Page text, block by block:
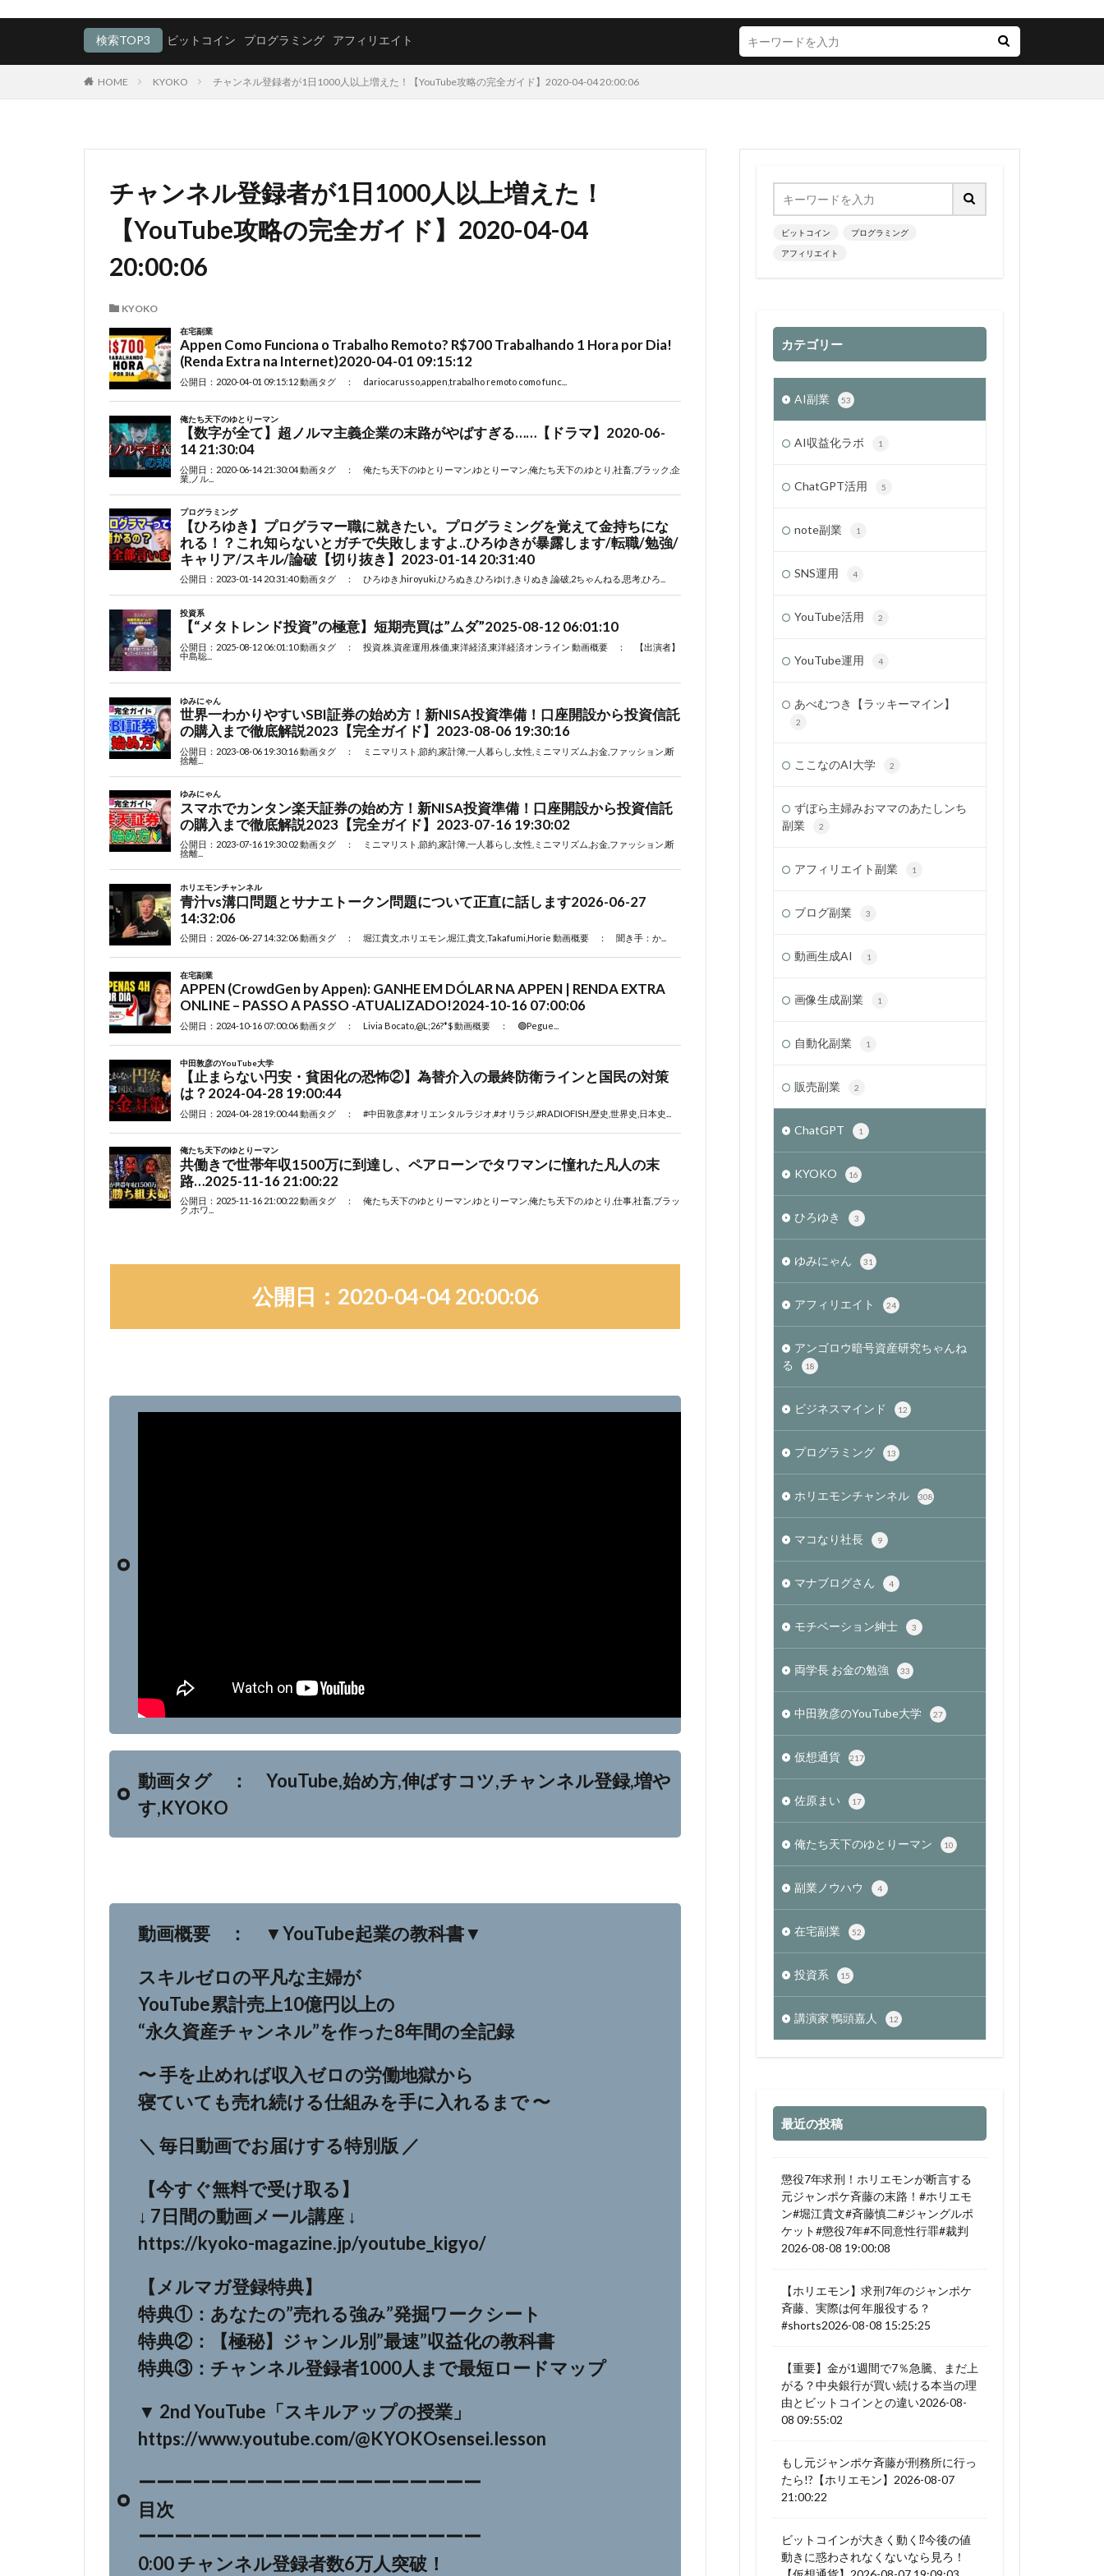
検索TOP3 ビットコイン プログラミング アフィリエイト
HOME KYOKO チャンネル登録者が1日1000人以上増えた！【YouTube攻略の完全ガイド】2020-04-04 20:00:06
チャンネル登録者が1日1000人以上増えた！
【YouTube攻略の完全ガイド】2020-04-04
20:00:06
KYOKO
公開日：2020-04-04 20:00:06
動画タグ ： YouTube,始め方,伸ばすコツ,チャンネル登録,増や
す,KYOKO
動画概要 ： ▼YouTube起業の教科書▼
スキルゼロの平凡な主婦が
YouTube累計売上10億円以上の
“永久資産チャンネル”を作った8年間の全記録
〜 手を止めれば収入ゼロの労働地獄から
寝ていても売れ続ける仕組みを手に入れるまで 〜
＼ 毎日動画でお届けする特別版 ／
【今すぐ無料で受け取る】
↓ 7日間の動画メール講座 ↓
https://kyoko-magazine.jp/youtube_kigyo/
【メルマガ登録特典】
特典①：あなたの”売れる強み”発掘ワークシート
特典②：【極秘】ジャンル別”最速”収益化の教科書
特典③：チャンネル登録者1000人まで最短ロードマップ
▼ 2nd YouTube「スキルアップの授業」
https://www.youtube.com/@KYOKOsensei.lesson
ーーーーーーーーーーーーーーーーーーー
目次
ーーーーーーーーーーーーーーーーーーー
0:00 チャンネル登録者数6万人突破！
ビットコイン プログラミング
アフィリエイト
カテゴリー
AI副業 53
AI収益化ラボ 1
ChatGPT活用 5
note副業 1
SNS運用 4
YouTube活用 2
YouTube運用 4
あべむつき【ラッキーマイン】
2
ここなのAI大学 2
ずぼら主婦みおママのあたしンち
副業
2
アフィリエイト副業 1
ブログ副業 3
動画生成AI 1
画像生成副業 1
自動化副業 1
販売副業 2
ChatGPT 1
KYOKO 16
ひろゆき 3
ゆみにゃん 31
アフィリエイト 24
アンゴロウ暗号資産研究ちゃんね
る
18
ビジネスマインド 12
プログラミング 13
ホリエモンチャンネル 308
マコなり社長 9
マナブログさん 4
モチベーション紳士 3
両学長 お金の勉強 33
中田敦彦のYouTube大学 27
仮想通貨 217
佐原まい 17
俺たち天下のゆとりーマン 10
副業ノウハウ 4
在宅副業 52
投資系 15
講演家 鴨頭嘉人 12
最近の投稿
懲役7年求刑！ホリエモンが断言する
元ジャンポケ斉藤の末路！#ホリエモ
ン#堀江貴文#斉藤慎二#ジャングルポ
ケット#懲役7年#不同意性行罪#裁判
2026-08-08 19:00:08
【ホリエモン】求刑7年のジャンポケ
斉藤、実際は何年服役する？
#shorts2026-08-08 15:25:25
【重要】金が1週間で7％急騰、まだ上
がる？中央銀行が買い続ける本当の理
由とビットコインとの違い2026-08-
08 09:55:02
もし元ジャンポケ斉藤が刑務所に行っ
たら!?【ホリエモン】2026-08-07
21:00:22
ビットコインが大きく動く⁉今後の値
動きに惑わされなくないなら見ろ！